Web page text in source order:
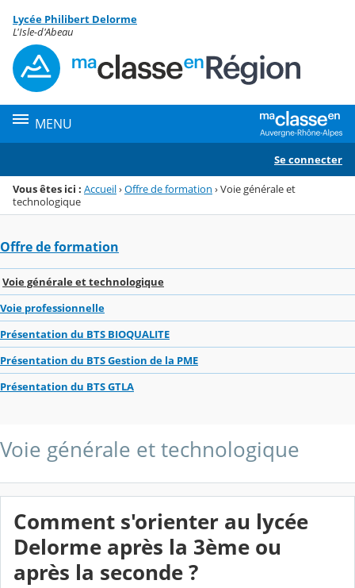
Menu de la rubrique
Contenu
Lycée Philibert Delorme
L'Isle-d'Abeau
MENU
Se connecter
Vous êtes ici : Accueil›Offre de formation ›Voie générale et
technologique
Offre de formation
Voie générale et technologique
Voie professionnelle
Présentation du BTS BIOQUALITE
Présentation du BTS Gestion de la PME
Présentation du BTS GTLA
Voie générale et technologique
Comment s'orienter au lycée
Delorme après la 3ème ou
après la seconde ?